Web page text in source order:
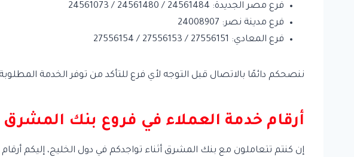
فرع مصر الجديدة: 24561484 / 24561480 / 24561073
فرع مدينة نصر: 24008907
فرع المعادي: 27556151 / 27556153 / 27556154
ننصحكم دائمًا بالاتصال قبل التوجه لأي فرع للتأكد من توفر الخدمة المطلوبة
أرقام خدمة العملاء في فروع بنك
إن كنتم تتعاملون مع بنك المشرق أثناء تواجدكم في دول الخليج، إليكم